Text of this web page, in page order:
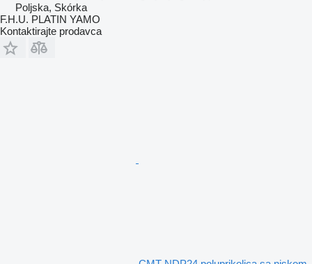
Poljska, Skórka
F.H.U. PLATIN YAMO
Kontaktirajte prodavca